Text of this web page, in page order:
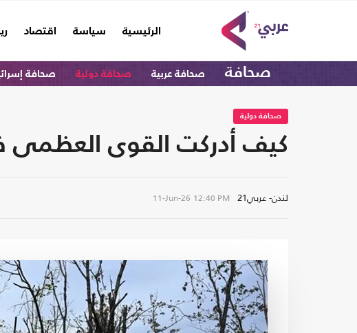
الرئيسية
(current) سياسة اقتصاد
صحافة صحافة عربية صحافة دولية صحافة
صحافة دولية
كيف أدركت القوى العظمى
لندن- عربي21 11-Jun-26 12:40 PM